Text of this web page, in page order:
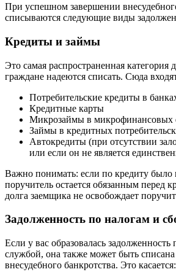
При успешном завершении
списываются следующие виды
Кредиты и займы
Это самая распространенная категория
граждане надеются списать. Сюда
Потребительские кредиты в
Кредитные карты
Микрозаймы в микрофинансовых
Займы в кредитных
Автокредиты (при отсутствии
или если он не является
Важно понимать: если по кредиту было
поручитель остается обязанным перед
долга заемщика не освобождает
Задолженность по налогам и
Если у вас образовалась задолженность
службой, она также может быть
внесудебного банкротства. Это касается: